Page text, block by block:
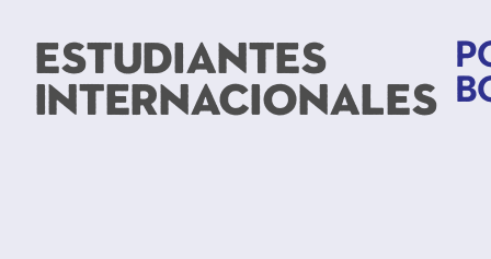
Estudiantes
internacionales